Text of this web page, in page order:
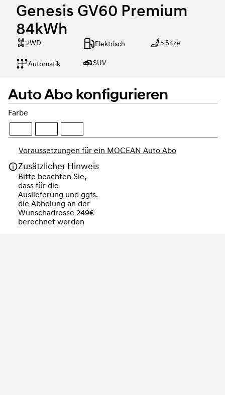
Genesis GV60 Premium
84kWh
2WD Elektrisch 5 Sitze
Automatik SUV
Auto Abo konfigurieren
Farbe
Voraussetzungen für ein MOCEAN Auto Abo
Zusätzlicher Hinweis
Bitte beachten Sie,
dass für die
Auslieferung und ggfs.
die Abholung an der
Wunschadresse 249€
berechnet werden